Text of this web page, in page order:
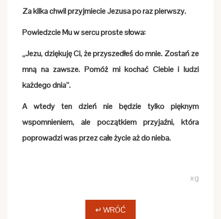
Za kilka chwil przyjmiecie Jezusa po raz pierwszy.
Powiedzcie Mu w sercu proste słowa:
„Jezu, dziękuję Ci, że przyszedłeś do mnie. Zostań ze
mną na zawsze. Pomóż mi kochać Ciebie i ludzi
każdego dnia”.
A wtedy ten dzień nie będzie tylko pięknym
wspomnieniem, ale początkiem przyjaźni, która
poprowadzi was przez całe życie aż do nieba.
xg
↵ WRÓĆ